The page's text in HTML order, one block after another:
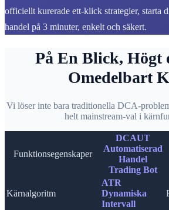
officiellt kurerade ett-klick strategier, starta
handel på 3 minuter, enkelt och säkert.
På En Blick, Högt
Omedelbart
Vi löser inte bara traditionella DCA-
helt mainstream-val i
Funktionsegenskaper
DCAUT
Automatiserad
Handel
Trading Bot
Kärnalgoritm
ATR
Dynamiska
Intervall